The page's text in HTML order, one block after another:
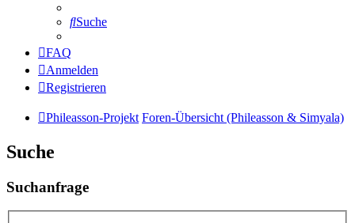
Suche
FAQ
Anmelden
Registrieren
Phileasson-Projekt Foren-Übersicht (Phileasson & Simyala)
Suche
Suchanfrage